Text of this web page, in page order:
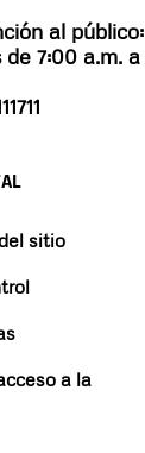
al público:
7:00 a.m. a
sitio
a la